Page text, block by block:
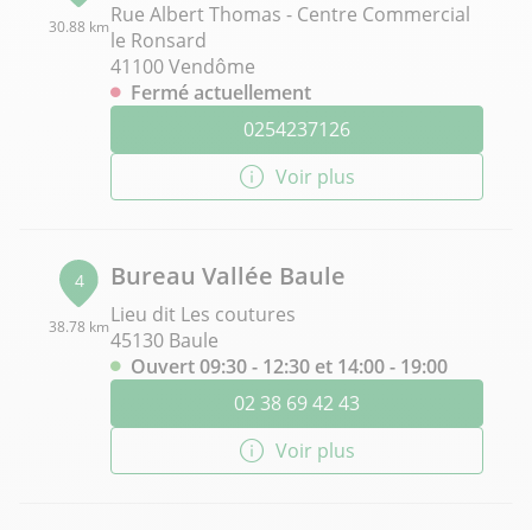
30.88 kmRue Albert Thomas - Centre Commercial
le Ronsard
41100 Vendôme
Fermé actuellement
0254237126
Voir plus
4
38.78 km
Bureau Vallée Baule
Lieu dit Les coutures
45130 Baule
Ouvert 09:30 - 12:30 et 14:00 - 19:00
02 38 69 42 43
Voir plus